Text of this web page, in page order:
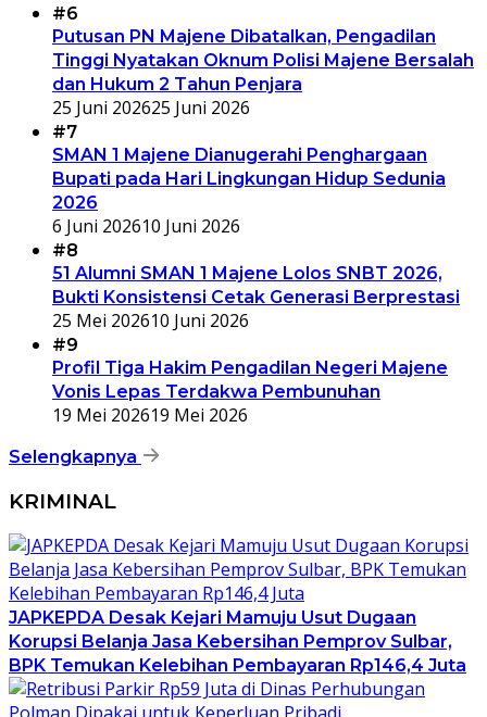
#6
Putusan PN Majene Dibatalkan, Pengadilan
Tinggi Nyatakan Oknum Polisi Majene Bersalah
dan Hukum 2 Tahun Penjara
25 Juni 202625 Juni 2026
#7
SMAN 1 Majene Dianugerahi Penghargaan
Bupati pada Hari Lingkungan Hidup Sedunia
2026
6 Juni 202610 Juni 2026
#8
51 Alumni SMAN 1 Majene Lolos SNBT 2026,
Bukti Konsistensi Cetak Generasi Berprestasi
25 Mei 202610 Juni 2026
#9
Profil Tiga Hakim Pengadilan Negeri Majene
Vonis Lepas Terdakwa Pembunuhan
19 Mei 202619 Mei 2026
Selengkapnya
KRIMINAL
JAPKEPDA Desak Kejari Mamuju Usut Dugaan
Korupsi Belanja Jasa Kebersihan Pemprov Sulbar,
BPK Temukan Kelebihan Pembayaran Rp146,4 Juta